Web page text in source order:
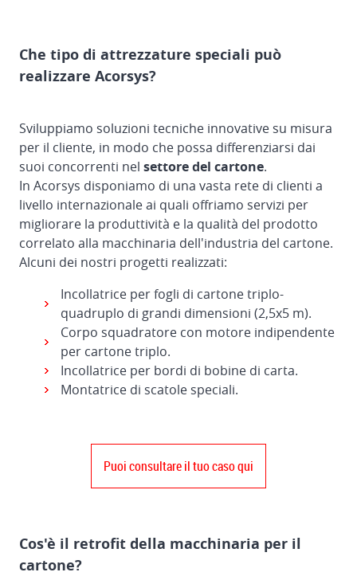
Che tipo di attrezzature speciali può
realizzare Acorsys?
Sviluppiamo soluzioni tecniche innovative su misura
per il cliente, in modo che possa differenziarsi dai
suoi concorrenti nel settore del cartone.
In Acorsys disponiamo di una vasta rete di clienti a
livello internazionale ai quali offriamo servizi per
migliorare la produttività e la qualità del prodotto
correlato alla macchinaria dell'industria del cartone.
Alcuni dei nostri progetti realizzati:
Incollatrice per fogli di cartone triplo-
quadruplo di grandi dimensioni (2,5x5 m).
Corpo squadratore con motore indipendente
per cartone triplo.
Incollatrice per bordi di bobine di carta.
Montatrice di scatole speciali.
Puoi consultare il tuo caso qui
Cos'è il retrofit della macchinaria per il
cartone?